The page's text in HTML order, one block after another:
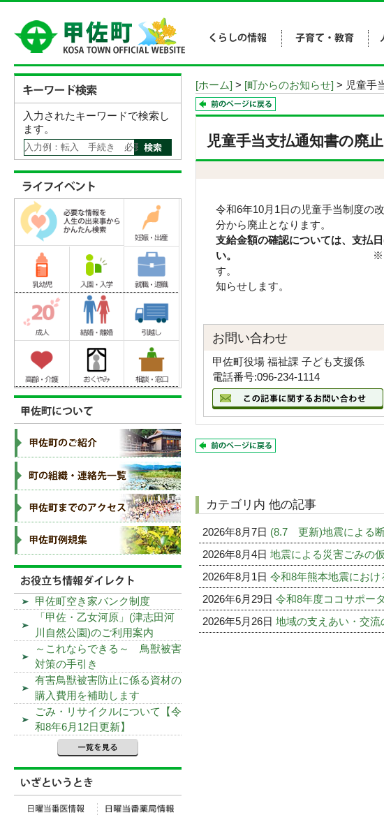
[ホーム] > [町からのお知らせ] > 児童手
児童手当支払通知書の廃
令和6年10月1日の児童手当制度の
分から
支給金額の確認については、支払
い。
す。 3歳到達など支
知らせします。
お問い合わせ
甲佐町役場 福祉課 子ども支援係
電話番号:096-234-1114
カテゴリ内 他の記事
2026年8月7日 (8.7 更新)地震による
2026年8月4日 地震による災害ごみの
2026年8月1日 令和8年熊本地震にお
2026年6月29日 令和8年度ココサポー
2026年5月26日 地域の支えあい・交
入力されたキーワードで検索し
ます。
甲佐町空き家バンク制度
「甲佐・乙女河原」(津志田河
川自然公園)のご利用案内
～これならできる～ 鳥獣被害
対策の手引き
有害鳥獣被害防止に係る資材の
購入費用を補助します
ごみ・リサイクルについて【令
和8年6月12日更新】